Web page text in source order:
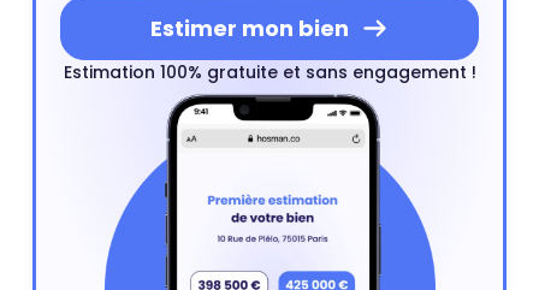
Estimer mon bien
Estimation 100% gratuite et sans engagement !